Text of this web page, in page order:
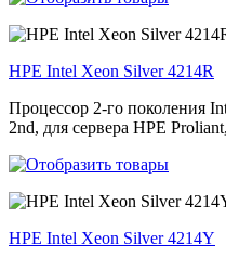
HPE Intel Xeon Silver 4214R
Процессор 2-го поколения
2nd, для сервера HPE
HPE Intel Xeon Silver 4214Y